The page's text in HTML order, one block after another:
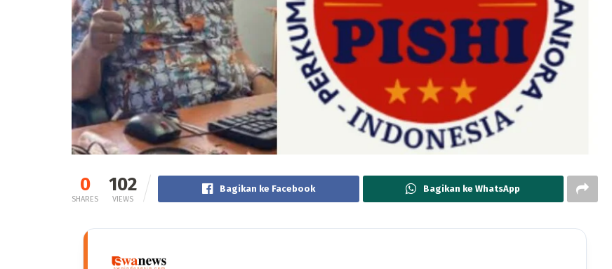
0
SHARES
102
VIEWS
Bagikan ke Facebook Bagikan ke WhatsApp